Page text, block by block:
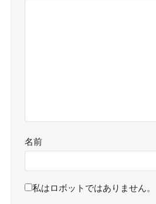
名前
私はロボットではありません。